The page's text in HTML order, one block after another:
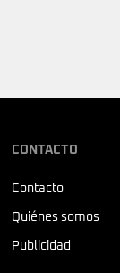
CONTACTO
Contacto
Quiénes somos
Publicidad